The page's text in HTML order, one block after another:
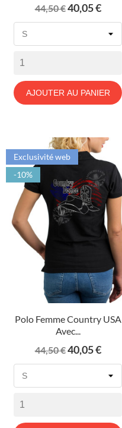
Prix
de
44,50 €Prix
40,05 €
AJOUTER AU PANIER
Polo Femme Country USA
Avec...
Prix
de
44,50 €Prix
40,05 €
Exclusivité web
-10%